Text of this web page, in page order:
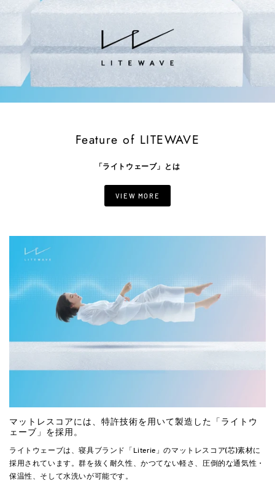
Feature of LITEWAVE
「ライトウェーブ」とは
VIEW MORE
マットレスコアには、特許技術を用いて製造した「ライトウ
ェーブ」を採用。
ライトウェーブは、寝具ブランド「Literie」のマットレスコア(芯)素材に
採用されています。群を抜く耐久性、かつてない軽さ、圧倒的な通気性・
保温性、そして水洗いが可能です。